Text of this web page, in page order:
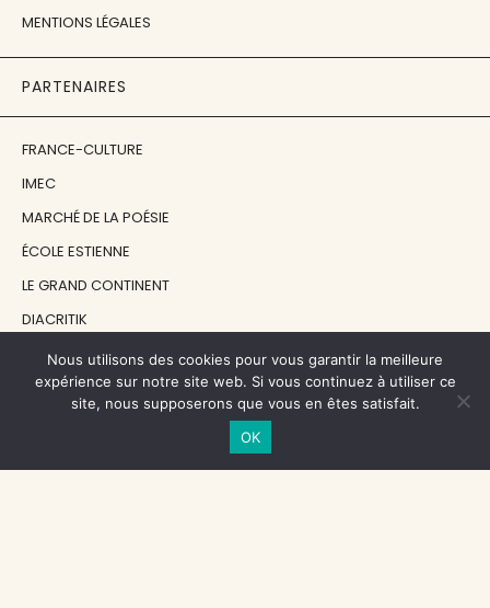
MENTIONS LÉGALES
PARTENAIRES
FRANCE-CULTURE
IMEC
MARCHÉ DE LA POÉSIE
ÉCOLE ESTIENNE
LE GRAND CONTINENT
DIACRITIK
EN ATTENDANT NADEAU
NOS SOUTIENS
Nous utilisons des cookies pour vous garantir la meilleure
expérience sur notre site web. Si vous continuez à utiliser ce
site, nous supposerons que vous en êtes satisfait.
OK